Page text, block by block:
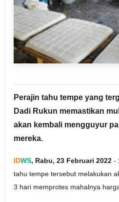
Perajin tahu tempe yang
Dadi Rukun memastikan
akan kembali mengguyur
mereka.
IDWS, Rabu, 23 Februari 2022 -
tahu tempe tersebut melakukan
3 hari memprotes mahalnya